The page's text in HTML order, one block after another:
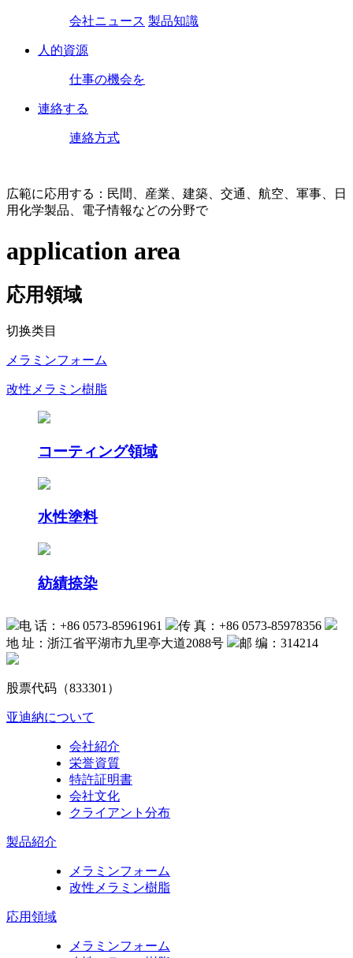
会社ニュース 製品知識
人的資源
仕事の機会を
連絡する
連絡方式
広範に応用する：民間、産業、建築、交通、航空、軍事、日
用化学製品、電子情報などの分野で
application area
応用領域
切换类目
メラミンフォーム
改性メラミン樹脂
コーティング領域
水性塗料
紡績捺染
电 话：+86 0573-85961961
传 真：+86 0573-85978356
地 址：浙江省平湖市九里亭大道2088号
邮 编：314214
股票代码（833301）
亚迪納について
会社紹介
栄誉資質
特許証明書
会社文化
クライアント分布
製品紹介
メラミンフォーム
改性メラミン樹脂
応用領域
メラミンフォーム